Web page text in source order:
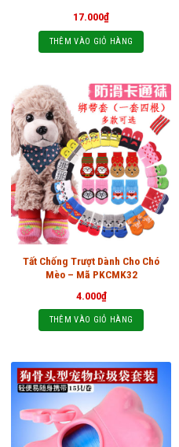
17.000₫
THÊM VÀO GIỎ HÀNG
Tất Chống Trượt Dành Cho Chó
Mèo – Mã PKCMK32
4.000₫
THÊM VÀO GIỎ HÀNG